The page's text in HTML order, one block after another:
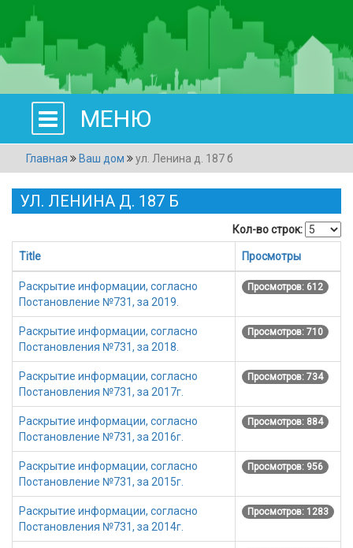
МЕНЮ
Главная Ваш дом ул. Ленина д. 187 б
УЛ. ЛЕНИНА Д. 187 Б
Кол-во строк:
Title Просмотры
Раскрытие информации, согласно
Постановление №731, за 2019.
Просмотров: 612
Раскрытие информации, согласно
Постановления №731, за 2018.
Просмотров: 710
Раскрытие информации, согласно
Постановления №731, за 2017г.
Просмотров: 734
Раскрытие информации, согласно
Постановление №731, за 2016г.
Просмотров: 884
Раскрытие информации, согласно
Постановление №731, за 2015г.
Просмотров: 956
Раскрытие информации, согласно
Постановления №731, за 2014г.
Просмотров: 1283